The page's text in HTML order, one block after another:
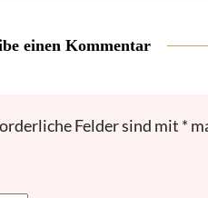
einen Kommentar
Felder sind mit *